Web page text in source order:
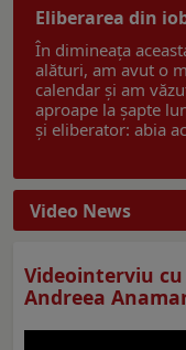
Eliberarea din
În dimineața
alături, am avut o
calendar și am
aproape la șapte
și eliberator: abia
Video News
Videointerviu
Andreea